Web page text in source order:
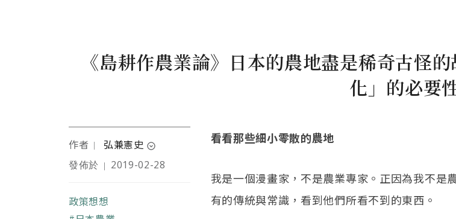
《島耕作農業論》日本的農地盡是稀奇古怪的
化」的必要
作者 ｜ 弘兼憲史 expand_circle_down
漫畫家。1947年出生於
學部畢業後到松下電器
發佈於 ｜ 2019-02-28
政策想想
看看那些細小零散的農地
我是一個漫畫家，不是農業專家。正因為我不是
有的傳統與常識，看到他們所看不到的東西。